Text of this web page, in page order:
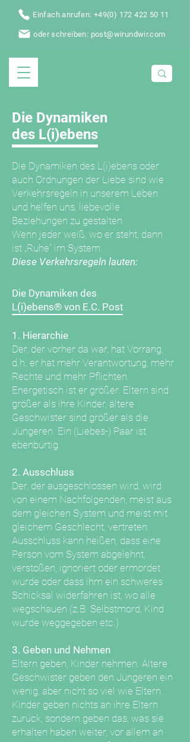
Einfach anrufen: +49(0) 172 422 50 11
oder schreiben: post@wirundwir.com
Die Dynamiken
des L(i)ebens
Die Dynamiken des L(i)ebens oder
auch Ordnungen der Liebe sind wie
Verkehrsregeln in unserem Leben
und helfen uns, liebevolle
Beziehungen zu gestalten.
Wenn jeder weiß, wo er steht, dann
ist „Ruhe“ im System.
Diese Verkehrsregeln lauten:
Die Dynamiken des
L(i)ebens® von E.C. Post
1. Hierarchie
Der, der vorher da war, hat Vorrang,
d.h. er hat mehr Verantwortung, mehr
Rechte und mehr Pflichten.
Energetisch ist er größer. Eltern sind
größer als ihre Kinder, ältere
Geschwister sind größer als die
Jüngeren. Ein (Liebes-) Paar ist
ebenbürtig.
2. Ausschluss
Der, der ausgeschlossen wird, wird
von einem Nachfolgenden, meist aus
dem gleichen System und meist mit
gleichem Geschlecht, vertreten.
Ausschluss kann heißen, dass eine
Person vom System abgelehnt,
verstoßen, ignoriert oder ermordet
wurde oder dass ihm ein schweres
Schicksal widerfahren ist, wo alle
wegschauen (z.B. Selbstmord, Kind
wurde weggegeben etc.)
3. Geben und Nehmen
Eltern geben, Kinder nehmen. Ältere
Geschwister geben den Jüngeren ein
wenig, aber nicht so viel wie Eltern.
Kinder geben nichts an ihre Eltern
zurück, sondern geben das, was sie
erhalten haben weiter, vor allem an